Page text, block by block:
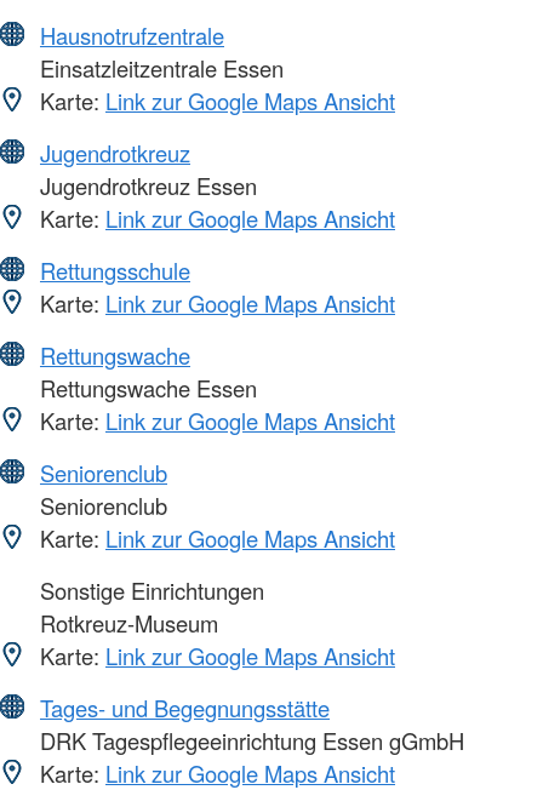
Hausnotrufzentrale
Einsatzleitzentrale Essen
Karte: Link zur Google Maps Ansicht
Jugendrotkreuz
Jugendrotkreuz Essen
Karte: Link zur Google Maps Ansicht
Rettungsschule
Karte: Link zur Google Maps Ansicht
Rettungswache
Rettungswache Essen
Karte: Link zur Google Maps Ansicht
Seniorenclub
Seniorenclub
Karte: Link zur Google Maps Ansicht
Sonstige Einrichtungen
Rotkreuz-Museum
Karte: Link zur Google Maps Ansicht
Tages- und Begegnungsstätte
DRK Tagespflegeeinrichtung Essen gGmbH
Karte: Link zur Google Maps Ansicht